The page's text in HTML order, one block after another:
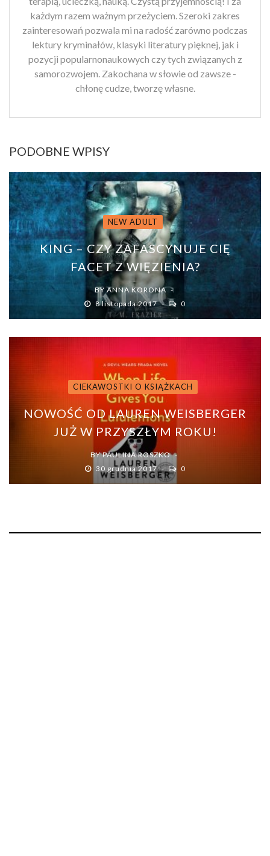
każdym razem ważnym przeżyciem. Szeroki zakres
zainteresowań pozwala mi na radość zarówno podczas
lektury kryminałów, klasyki literatury pięknej, jak i
pozycji popularnonaukowych czy tych związanych z
samorozwojem. Zakochana w słowie od zawsze -
chłonę cudze, tworzę własne.
PODOBNE WPISY
NEW ADULT
KING – CZY ZAFASCYNUJE CIĘ
FACET Z WIĘZIENIA?
BYANNA KORONA
8 listopada 2017
0
CIEKAWOSTKI O KSIĄŻKACH
NOWOŚĆ OD LAUREN WEISBERGER
JUŻ W PRZYSZŁYM ROKU!
BYPAULINA ROSZKO
30 grudnia 2017
0